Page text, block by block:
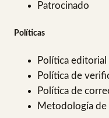
Patrocinado
Políticas
Política editorial
Política de
Política de
Metodología de